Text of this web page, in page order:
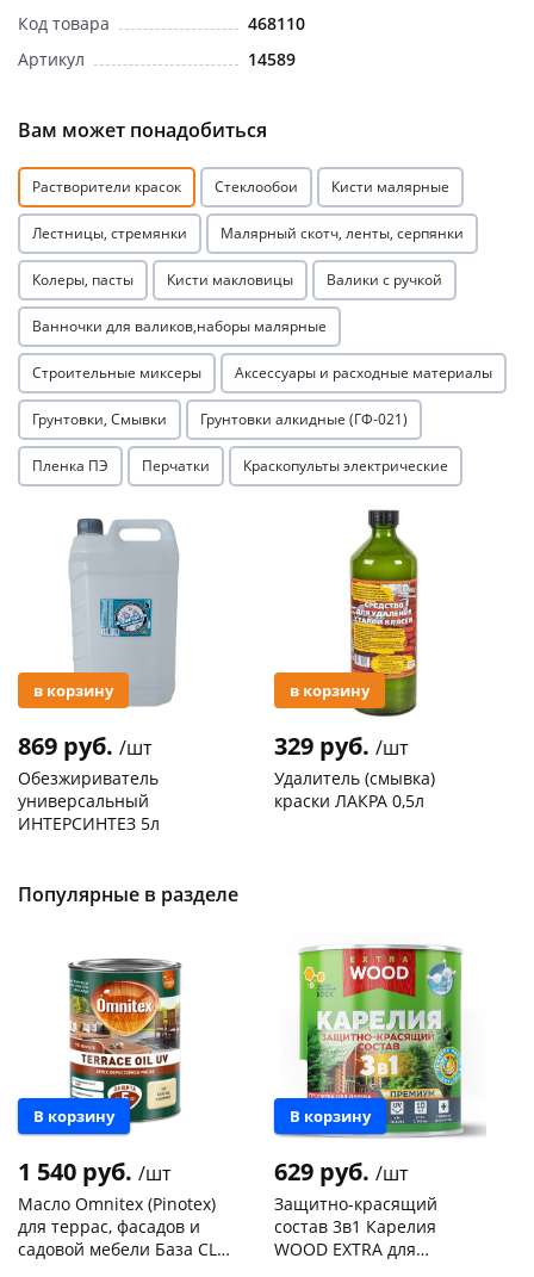
Код товара
468110
Артикул
14589
Вам может понадобиться
Растворители красок Стеклообои Кисти малярные
Лестницы, стремянки Малярный скотч, ленты, серпянки
Колеры, пасты Кисти макловицы Валики с ручкой
Ванночки для валиков,наборы малярные
Строительные миксеры Аксессуары и расходные материалы
Грунтовки, Смывки Грунтовки алкидные (ГФ-021)
Пленка ПЭ Перчатки Краскопульты электрические
Акция
в корзину
869 руб. /шт
Обезжириватель
универсальный
ИНТЕРСИНТЕЗ 5л
в корзину
329 руб. /шт
Удалитель (смывка)
краски ЛАКРА 0,5л
Популярные в разделе
Новинка
В корзину
1 540 руб. /шт
Масло Omnitex (Pinotex)
для террас, фасадов и
садовой мебели База CLR
В корзину
629 руб. /шт
Защитно-красящий
состав 3в1 Карелия
WOOD EXTRA для